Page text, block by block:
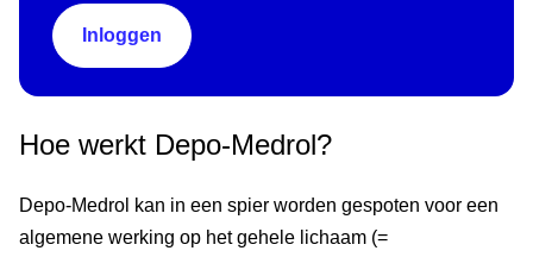
Inloggen
Hoe werkt Depo-Medrol?
Depo-Medrol kan in een spier worden gespoten voor een
algemene werking op het gehele lichaam (=